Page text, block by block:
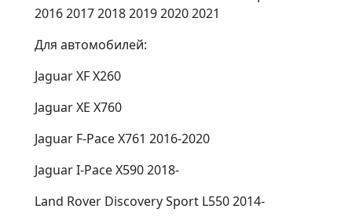
2016 2017 2018 2019 2020 2021
Для автомобилей:
Jaguar XF X260
Jaguar XE X760
Jaguar F-Pace X761 2016-2020
Jaguar I-Pace X590 2018-
Land Rover Discovery Sport L550 2014-